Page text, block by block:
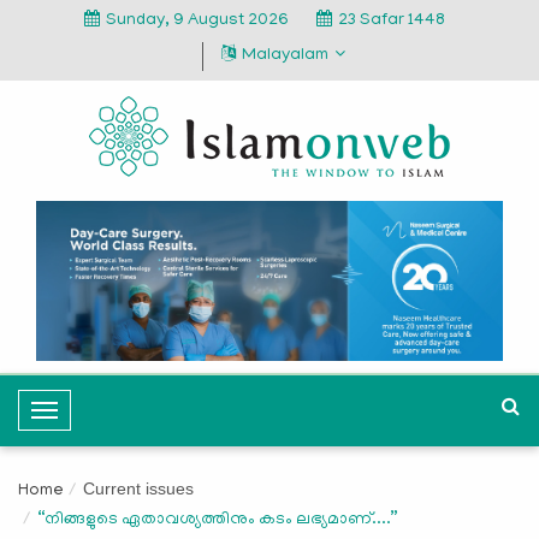
Sunday, 9 August 2026
23 Safar 1448
Malayalam
T
o
g
l
Home Current issues
“നിങ്ങളുടെ ഏതാവശ്യത്തിനും കടം ലഭ്യമാണ്....”